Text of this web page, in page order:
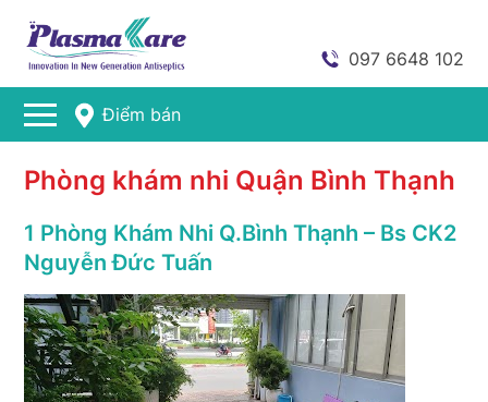
097 6648 102
Điểm bán
Phòng khám nhi Quận Bình Thạnh
1 Phòng Khám Nhi Q.Bình Thạnh – Bs CK2
Nguyễn Đức Tuấn